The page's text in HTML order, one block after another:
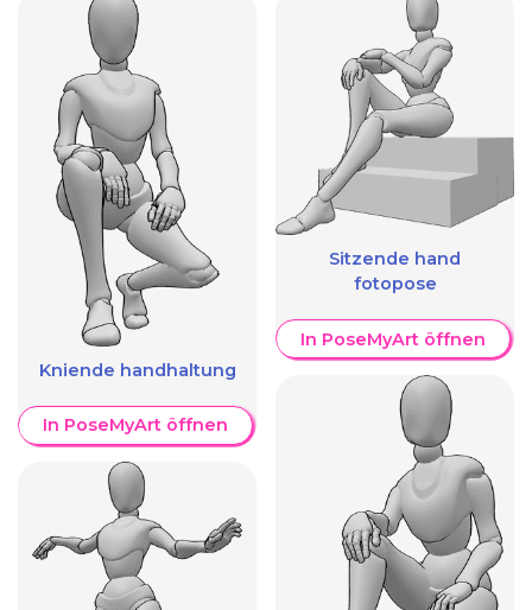
Kniende handhaltung
In PoseMyArt öffnen
Sitzende hand
fotopose
In PoseMyArt öffnen